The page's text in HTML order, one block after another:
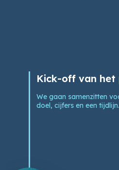
Kick-off van het
We gaan samenzitten
doel, cijfers en een tijdlijn.